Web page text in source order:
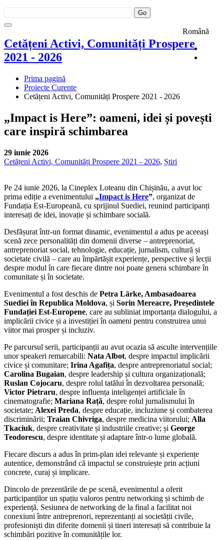
Română
Cetățeni Activi, Comunități Prospere
2021 - 2026
Prima pagină
Proiecte Curente
Cetățeni Activi, Comunități Prospere 2021 - 2026
„Impact is Here”: oameni, idei și povești
care inspiră schimbarea
29 iunie 2026
Cetățeni Activi, Comunități Prospere 2021 - 2026, Știri
Pe 24 iunie 2026, la Cineplex Loteanu din Chișinău, a avut loc
prima ediție a evenimentului „Impact is Here”, organizat de
Fundația Est-Europeană, cu sprijinul Suediei, reunind participanți
interesați de idei, inovație și schimbare socială.
Desfășurat într-un format dinamic, evenimentul a adus pe aceeași
scenă zece personalități din domenii diverse – antreprenoriat,
antreprenoriat social, tehnologie, educație, jurnalism, cultură și
societate civilă – care au împărtășit experiențe, perspective și lecții
despre modul în care fiecare dintre noi poate genera schimbare în
comunitate și în societate.
Evenimentul a fost deschis de Petra Lärke, Ambasadoarea
Suediei în Republica Moldova, și Sorin Mereacre, Președintele
Fundației Est-Europene, care au subliniat importanța dialogului, a
implicării civice și a investiției în oameni pentru construirea unui
viitor mai prosper și incluziv.
Pe parcursul serii, participanții au avut ocazia să asculte intervențiile
unor speakeri remarcabili: Nata Albot, despre impactul implicării
civice și comunitare; Irina Agafița, despre antreprenoriatul social;
Carolina Bugaian, despre leadership și cultura organizațională;
Ruslan Cojocaru, despre rolul tatălui în dezvoltarea personală;
Victor Pietraru, despre influența inteligenței artificiale în
cinematografie; Mariana Rață, despre rolul jurnalismului în
societate; Alexei Preda, despre educație, incluziune și combaterea
discriminării; Traian Chivriga, despre medicina viitorului; Alla
Tkaciuk, despre creativitate și industriile creative; și George
Teodorescu, despre identitate și adaptare într-o lume globală.
Fiecare discurs a adus în prim-plan idei relevante și experiențe
autentice, demonstrând că impactul se construiește prin acțiuni
concrete, curaj și implicare.
Dincolo de prezentările de pe scenă, evenimentul a oferit
participanților un spațiu valoros pentru networking și schimb de
experiență. Sesiunea de networking de la final a facilitat noi
conexiuni între antreprenori, reprezentanți ai societății civile,
profesioniști din diferite domenii și tineri interesați să contribuie la
schimbări pozitive în comunitățile lor.